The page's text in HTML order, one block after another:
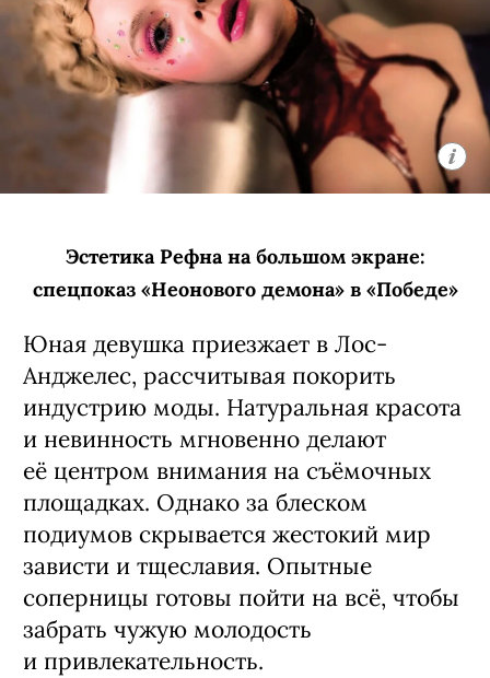
Эстетика Рефна на большом экране:
спецпоказ «Неонового демона» в «Победе»
Юная девушка приезжает в Лос-
Анджелес, рассчитывая покорить
индустрию моды. Натуральная красота
и невинность мгновенно делают
её центром внимания на съёмочных
площадках. Однако за блеском
подиумов скрывается жестокий мир
зависти и тщеславия. Опытные
соперницы готовы пойти на всё, чтобы
забрать чужую молодость
и привлекательность.